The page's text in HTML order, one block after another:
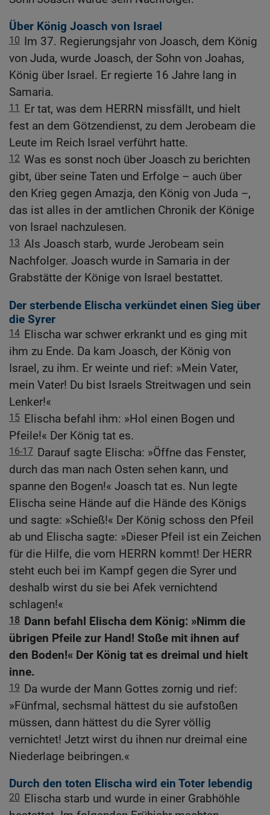
Über König Joasch von Israel
10 Im 37. Regierungsjahr von Joasch, dem König
von Juda, wurde Joasch, der Sohn von Joahas,
König über Israel. Er regierte 16 Jahre lang in
Samaria.
11
Er tat, was dem HERRN missfällt, und hielt
fest an dem Götzendienst, zu dem Jerobeam die
Leute im Reich Israel verführt hatte.
12 Was es sonst noch über Joasch zu berichten
gibt, über seine Taten und Erfolge – auch über
den Krieg gegen Amazja, den König von Juda –,
das ist alles in der amtlichen Chronik der Könige
von Israel nachzulesen.
13 Als Joasch starb, wurde Jerobeam sein
Nachfolger. Joasch wurde in Samaria in der
Grabstätte der Könige von Israel bestattet.
Der sterbende Elischa verkündet einen Sieg über
die Syrer
14 Elischa war schwer erkrankt und es ging mit
ihm zu Ende. Da kam Joasch, der König von
Israel, zu ihm. Er weinte und rief: »Mein Vater,
mein Vater! Du bist Israels Streitwagen und sein
Lenker!«
15 Elischa befahl ihm: »Hol einen Bogen und
Pfeile!« Der König tat es.
16-17 Darauf sagte Elischa: »Öffne das Fenster,
durch das man nach Osten sehen kann, und
spanne den Bogen!« Joasch tat es. Nun legte
Elischa seine Hände auf die Hände des Königs
und sagte: »Schieß!« Der König schoss den Pfeil
ab und Elischa sagte: »Dieser Pfeil ist ein Zeichen
für die Hilfe, die vom HERRN kommt! Der HERR
steht euch bei im Kampf gegen die Syrer und
deshalb wirst du sie bei Afek vernichtend
schlagen!«
18 Dann befahl Elischa dem König: »Nimm die
übrigen Pfeile zur Hand! Stoße mit ihnen auf
den Boden!« Der König tat es dreimal und hielt
inne.
19 Da wurde der Mann Gottes zornig und rief:
»Fünfmal, sechsmal hättest du sie aufstoßen
müssen, dann hättest du die Syrer völlig
vernichtet! Jetzt wirst du ihnen nur dreimal eine
Niederlage beibringen.«
Durch den toten Elischa wird ein Toter lebendig
20 Elischa starb und wurde in einer Grabhöhle